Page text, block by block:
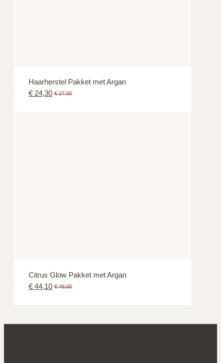
Haarherstel Pakket met Argan
€27,00
€ 24,30
Citrus Glow Pakket met Argan
€49,00
€ 44,10